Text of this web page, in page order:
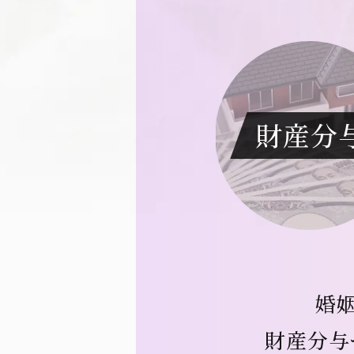
財産分
婚
財産分